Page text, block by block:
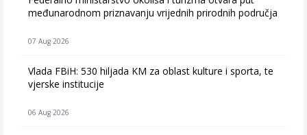
međunarodnom priznavanju vrijednih prirodnih područja
07 Aug 2026
Vlada FBiH: 530 hiljada KM za oblast kulture i sporta, te
vjerske institucije
06 Aug 2026